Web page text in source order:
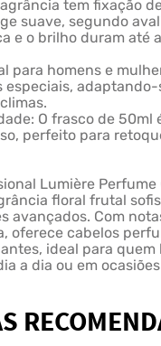
tem fixação
suave, segundo
e o brilho duram até
para homens e
especiais, adaptando-
O frasco de 50ml
perfeito para
Lumière
floral frutal
avançados. Com
oferece cabelos
ideal para quem
a dia ou em